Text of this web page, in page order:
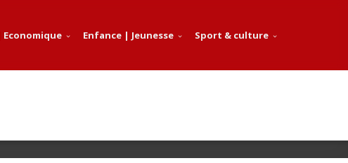
Economique Enfance | Jeunesse Sport & culture